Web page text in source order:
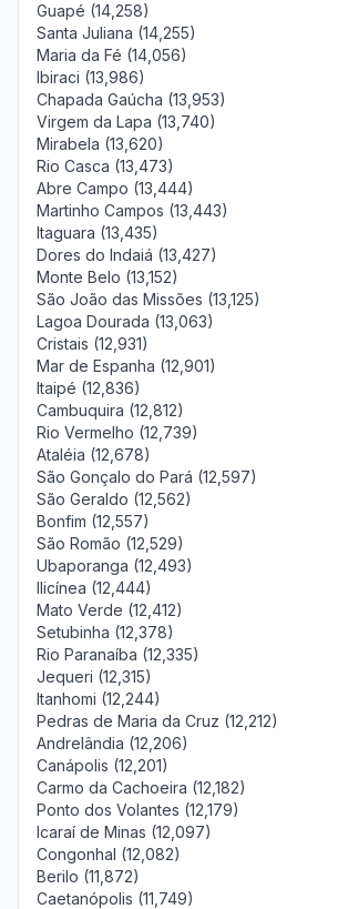
Guapé (14,258)
Santa Juliana (14,255)
Maria da Fé (14,056)
Ibiraci (13,986)
Chapada Gaúcha (13,953)
Virgem da Lapa (13,740)
Mirabela (13,620)
Rio Casca (13,473)
Abre Campo (13,444)
Martinho Campos (13,443)
Itaguara (13,435)
Dores do Indaiá (13,427)
Monte Belo (13,152)
São João das Missões (13,125)
Lagoa Dourada (13,063)
Cristais (12,931)
Mar de Espanha (12,901)
Itaipé (12,836)
Cambuquira (12,812)
Rio Vermelho (12,739)
Ataléia (12,678)
São Gonçalo do Pará (12,597)
São Geraldo (12,562)
Bonfim (12,557)
São Romão (12,529)
Ubaporanga (12,493)
Ilicínea (12,444)
Mato Verde (12,412)
Setubinha (12,378)
Rio Paranaíba (12,335)
Jequeri (12,315)
Itanhomi (12,244)
Pedras de Maria da Cruz (12,212)
Andrelândia (12,206)
Canápolis (12,201)
Carmo da Cachoeira (12,182)
Ponto dos Volantes (12,179)
Icaraí de Minas (12,097)
Congonhal (12,082)
Berilo (11,872)
Caetanópolis (11,749)